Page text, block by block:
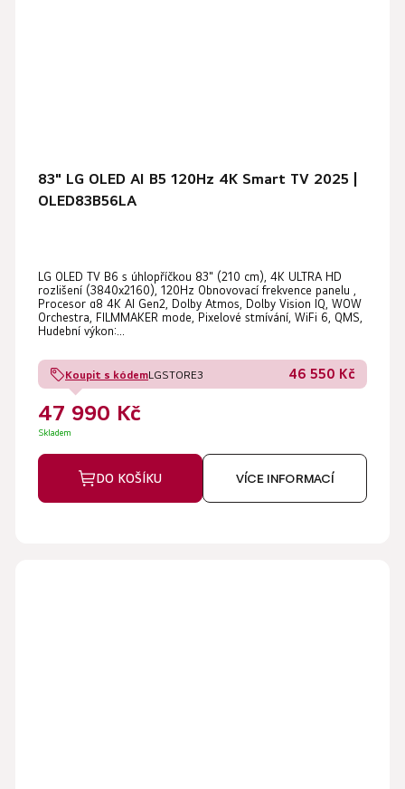
83" LG OLED AI B5 120Hz 4K Smart TV 2025 |
OLED83B56LA
LG OLED TV B6 s úhlopříčkou 83" (210 cm), 4K ULTRA HD
rozlišení (3840x2160), 120Hz Obnovovací frekvence panelu ,
Procesor α8 4K AI Gen2, Dolby Atmos, Dolby Vision IQ, WOW
Orchestra, FILMMAKER mode, Pixelové stmívání, WiFi 6, QMS,
Hudební výkon:...
Koupit s kódemLGSTORE3 46 550 Kč
47 990 Kč
Skladem
DO KOŠÍKU VÍCE INFORMACÍ